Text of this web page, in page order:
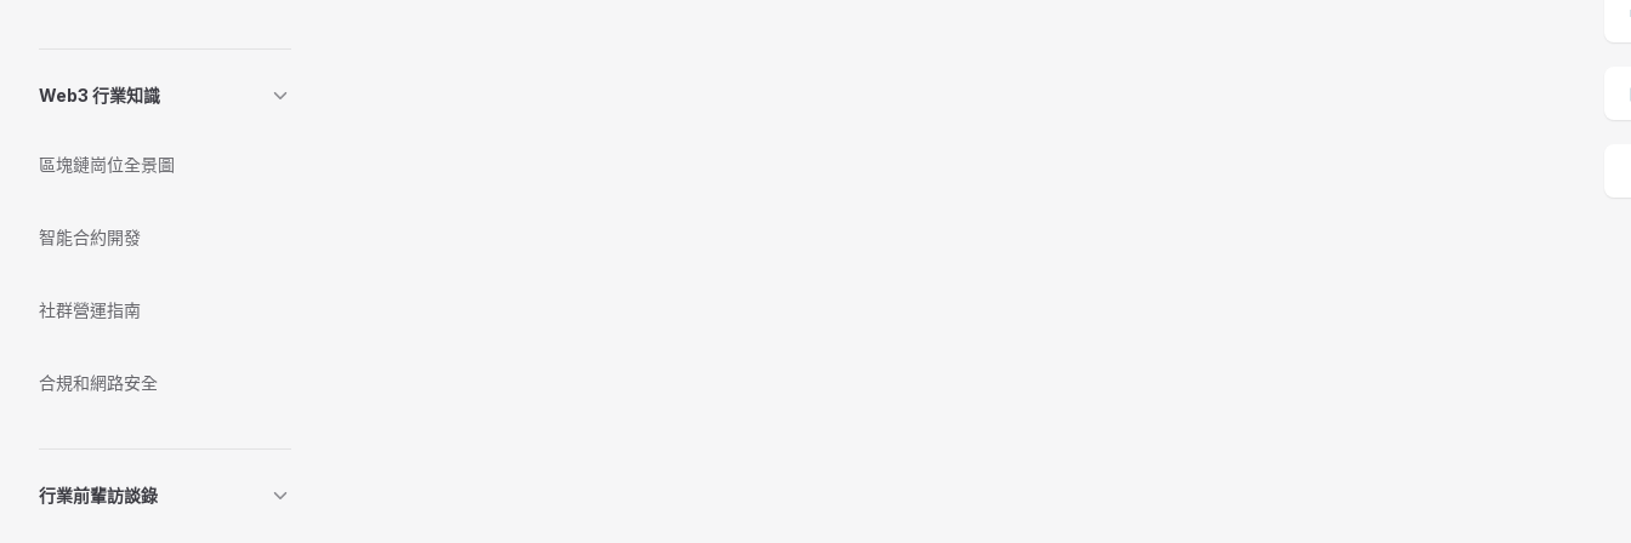
Web3 行業知識
區塊鏈崗位全景圖
智能合約開發
社群營運指南
合規和網路安全
行業前輩訪談錄